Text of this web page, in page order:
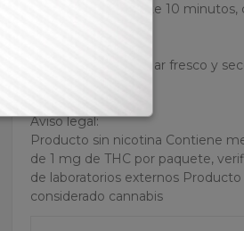
dejar reposar durante 10
Mantener en un lugar fresco y
Aviso legal:
Producto sin nicotina Contiene
de 1 mg de THC por paquete,
de laboratorios externos
considerado cannabis